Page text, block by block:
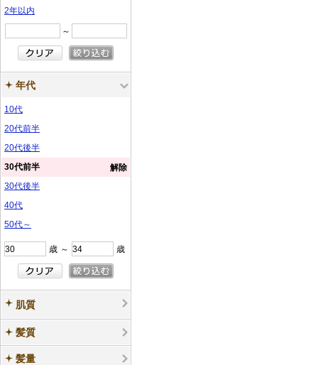
2年以内
～
年代
10代
20代前半
20代後半
30代前半
解除
30代後半
40代
50代～
歳 ～ 歳
肌質
髪質
髪量